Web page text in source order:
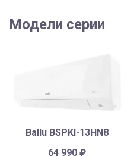
Модели серии
Ballu BSPKI-13HN8
64 990₽